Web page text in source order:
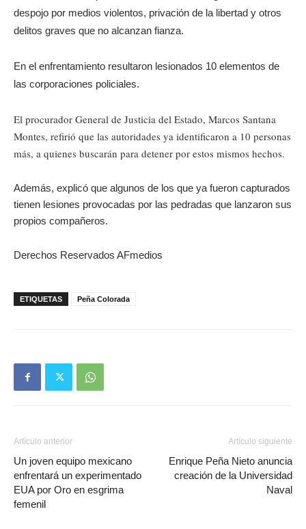
despojo por medios violentos, privación de la libertad y otros
delitos graves que no alcanzan fianza.
En el enfrentamiento resultaron lesionados 10 elementos de
las corporaciones policiales.
El procurador General de Justicia del Estado, Marcos Santana
Montes, refirió que las autoridades ya identificaron a 10 personas
más, a quienes buscarán para detener por estos mismos hechos.
Además, explicó que algunos de los que ya fueron capturados
tienen lesiones provocadas por las pedradas que lanzaron sus
propios compañeros.
Derechos Reservados AFmedios
ETIQUETAS Peña Colorada
Artículo anterior
Un joven equipo mexicano
enfrentará un experimentado
EUA por Oro en esgrima
femenil
Artículo siguiente
Enrique Peña Nieto anuncia
creación de la Universidad
Naval